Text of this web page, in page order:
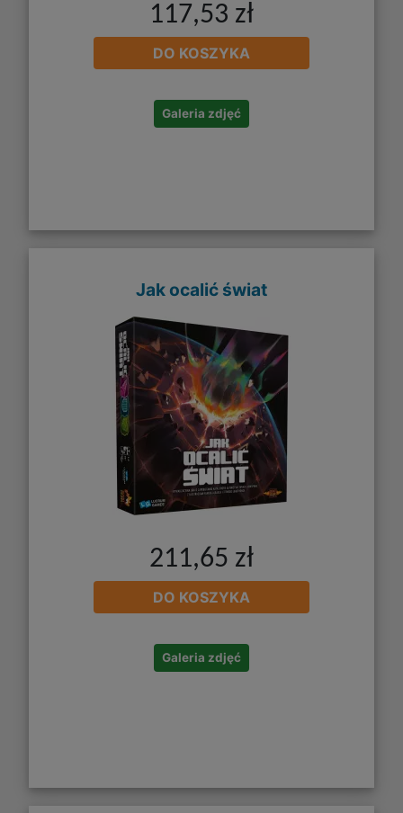
117,53 zł
DO KOSZYKA
Galeria zdjęć
Jak ocalić świat
211,65 zł
DO KOSZYKA
Galeria zdjęć